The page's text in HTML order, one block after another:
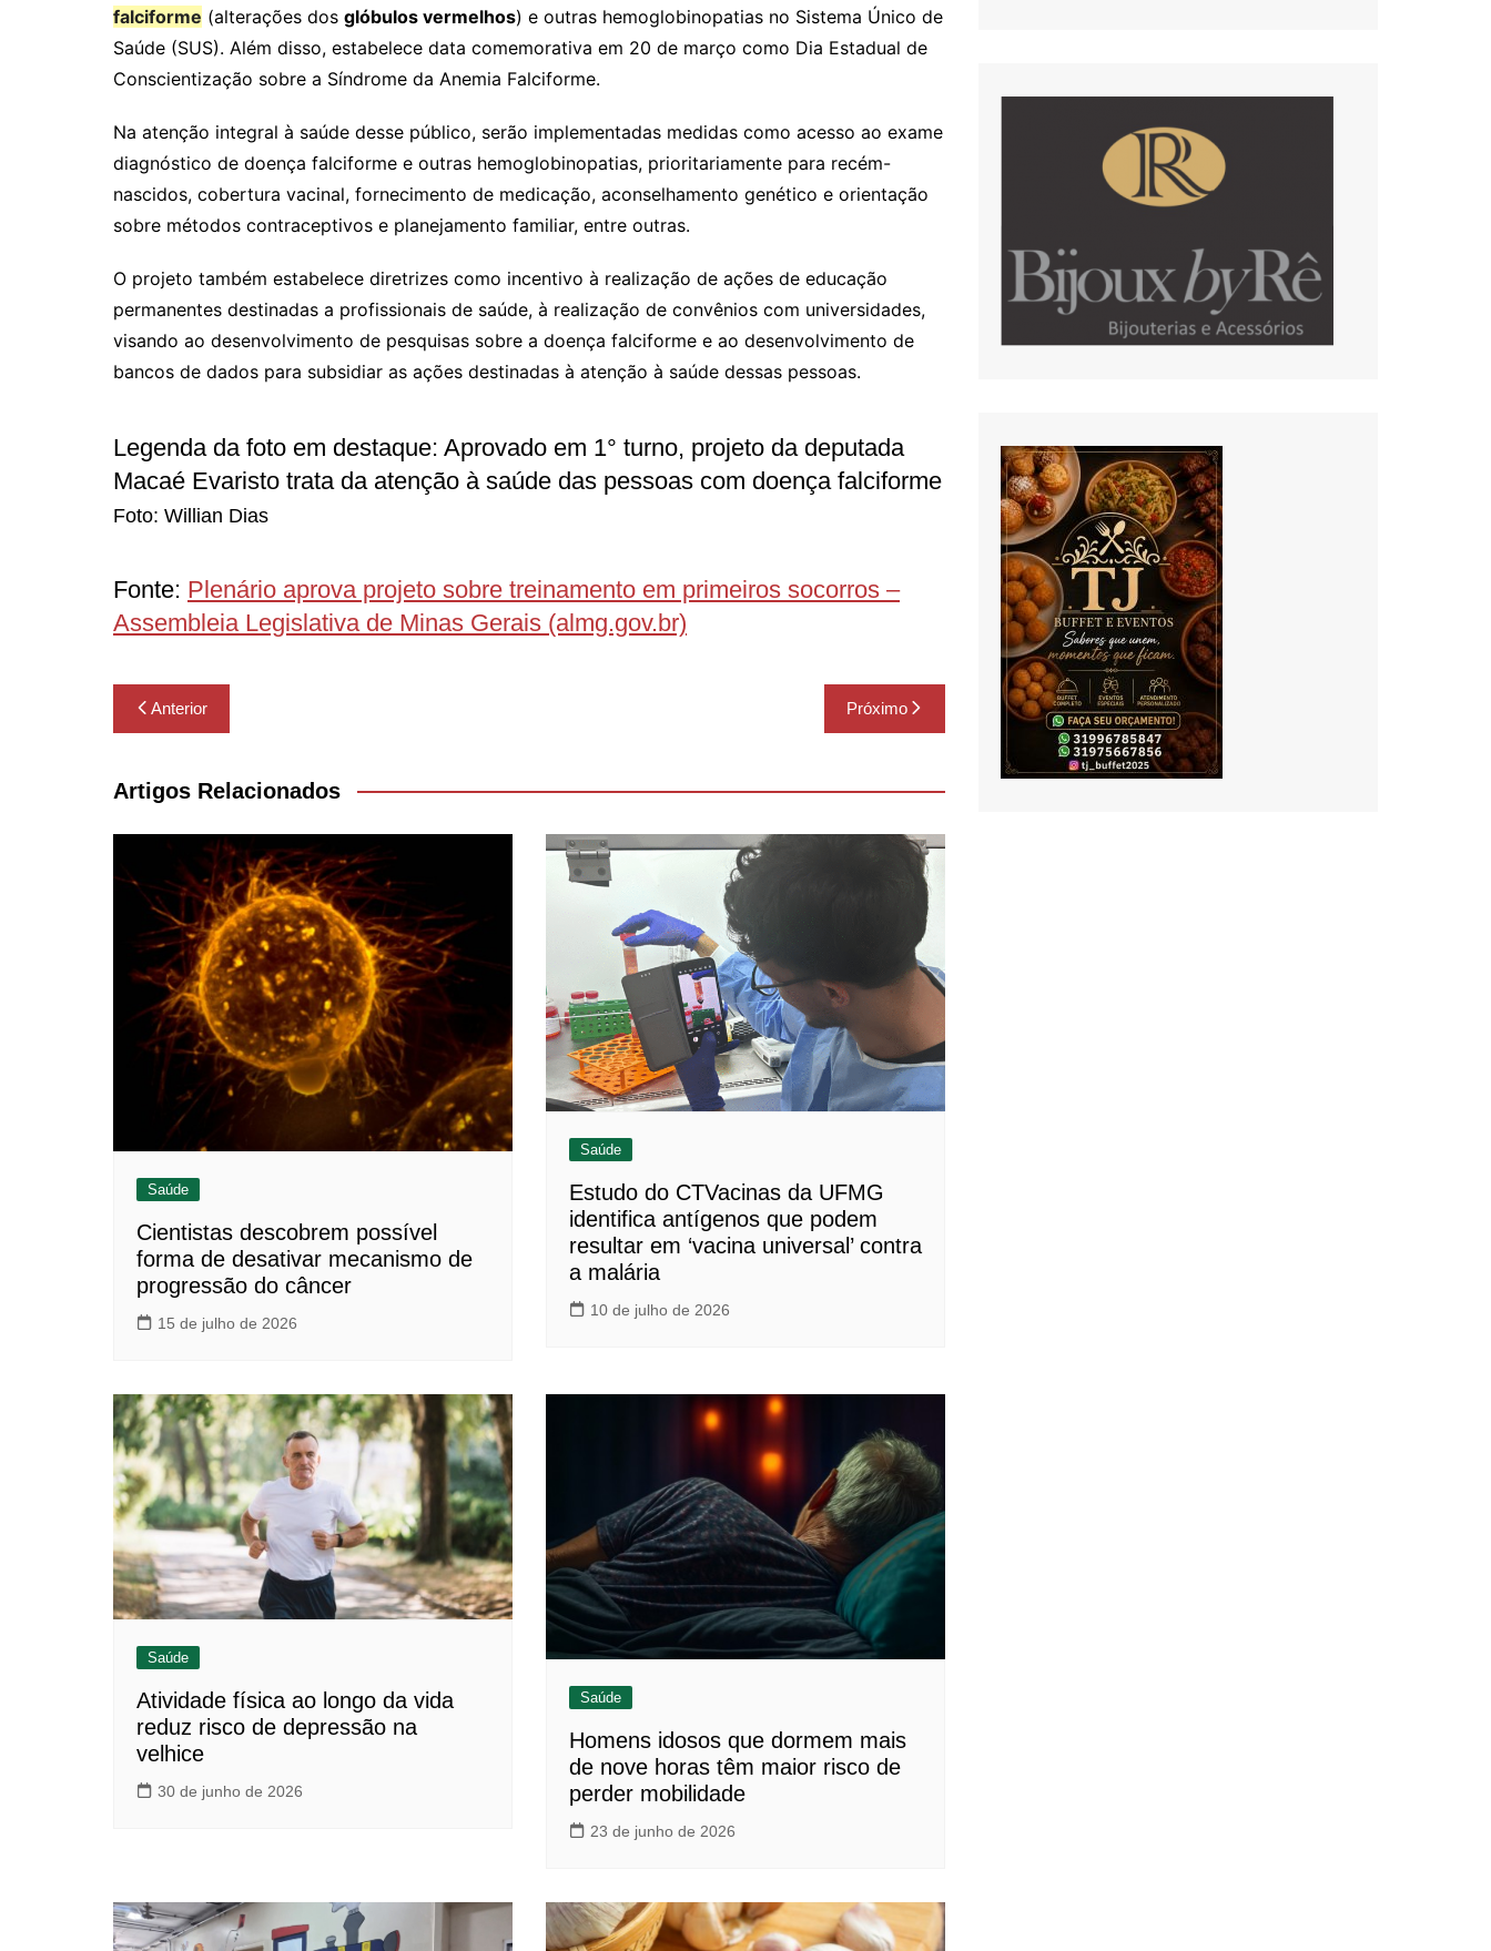
falciforme (alterações dos glóbulos vermelhos) e outras hemoglobinopatias no Sistema Único de
Saúde (SUS). Além disso, estabelece data comemorativa em 20 de março como Dia Estadual de
Conscientização sobre a Síndrome da Anemia Falciforme.
Na atenção integral à saúde desse público, serão implementadas medidas como acesso ao exame
diagnóstico de doença falciforme e outras hemoglobinopatias, prioritariamente para recém-
nascidos, cobertura vacinal, fornecimento de medicação, aconselhamento genético e orientação
sobre métodos contraceptivos e planejamento familiar, entre outras.
O projeto também estabelece diretrizes como incentivo à realização de ações de educação
permanentes destinadas a profissionais de saúde, à realização de convênios com universidades,
visando ao desenvolvimento de pesquisas sobre a doença falciforme e ao desenvolvimento de
bancos de dados para subsidiar as ações destinadas à atenção à saúde dessas pessoas.
Legenda da foto em destaque: Aprovado em 1° turno, projeto da deputada
Macaé Evaristo trata da atenção à saúde das pessoas com doença falciforme
Foto: Willian Dias
Fonte: Plenário aprova projeto sobre treinamento em primeiros socorros –
Assembleia Legislativa de Minas Gerais (almg.gov.br)
Navegação
de
Post
Anterior Próximo
Artigos Relacionados
Saúde
Cientistas descobrem possível
forma de desativar mecanismo de
progressão do câncer
15 de julho de 2026
Saúde
Estudo do CTVacinas da UFMG
identifica antígenos que podem
resultar em ‘vacina universal’ contra
a malária
10 de julho de 2026
Saúde
Atividade física ao longo da vida
reduz risco de depressão na
velhice
30 de junho de 2026
Saúde
Homens idosos que dormem mais
de nove horas têm maior risco de
perder mobilidade
23 de junho de 2026